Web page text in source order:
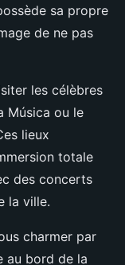
sa propre
de ne pas
les célèbres
Música ou le
lieux
totale
des concerts
la ville.
charmer par
au bord de la